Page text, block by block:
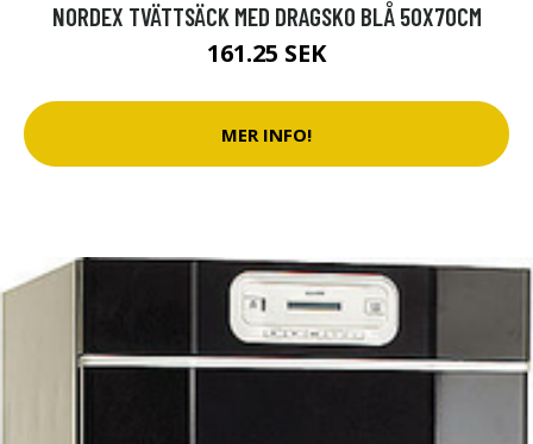
NORDEX TVÄTTSÄCK MED DRAGSKO BLÅ 50X70CM
161.25 SEK
MER INFO!